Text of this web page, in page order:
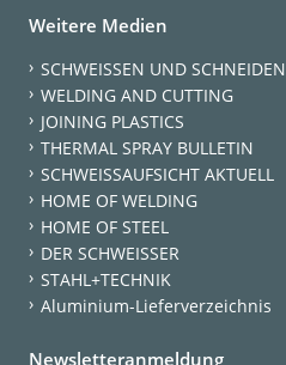
Weitere Medien
SCHWEISSEN UND SCHNEIDEN
WELDING AND CUTTING
JOINING PLASTICS
THERMAL SPRAY BULLETIN
SCHWEISSAUFSICHT AKTUELL
HOME OF WELDING
HOME OF STEEL
DER SCHWEISSER
STAHL+TECHNIK
Aluminium-Lieferverzeichnis
Newsletteranmeldung